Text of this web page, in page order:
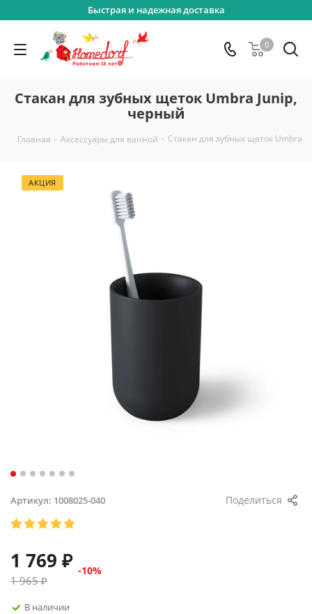
Быстрая и надежная доставка
0
Стакан для зубных щеток Umbra Junip,
черный
Главная - Аксессуары для ванной - Стакан для зубных щеток Umbra
АКЦИЯ
Артикул: 1008025-040 Поделиться
1 769 ₽
1 965₽
-10%
В наличии